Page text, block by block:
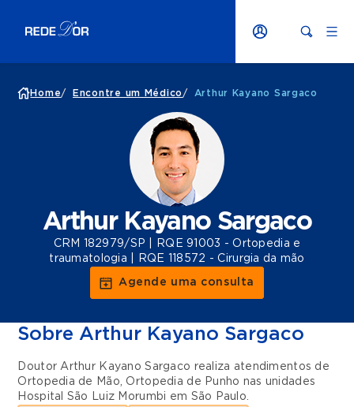
Home/ Encontre um Médico / Arthur Kayano Sargaco
Arthur Kayano Sargaco
CRM 182979/SP | RQE 91003 - Ortopedia e
traumatologia | RQE 118572 - Cirurgia da mão
Agende uma consulta
Sobre Arthur Kayano Sargaco
Doutor Arthur Kayano Sargaco realiza atendimentos de
Ortopedia de Mão, Ortopedia de Punho nas unidades
Hospital São Luiz Morumbi em São Paulo.